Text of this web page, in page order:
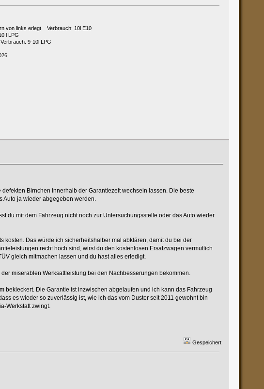
von links erlegt Verbrauch: 10l E10
l LPG
9-10l LPG
Birnchen innerhalb der Garantiezeit wechseln lassen. Die beste
Auto ja wieder abgegeben werden.
du mit dem Fahrzeug nicht noch zur Untersuchungsstelle oder das Auto wieder
kosten. Das würde ich sicherheitshalber mal abklären, damit du bei der
recht hoch sind, wirst du den kostenlosen Ersatzwagen vermutlich
gleich mitmachen lassen und du hast alles erledigt.
miserablen Werksattleistung bei den Nachbesserungen bekommen.
bekleckert. Die Garantie ist inzwischen abgelaufen und ich kann das Fahrzeug
es wieder so zuverlässig ist, wie ich das vom Duster seit 2011 gewohnt bin
Werkstatt zwingt.
Gespeichert